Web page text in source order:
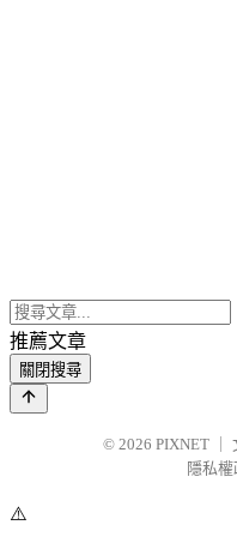
推薦文章
關閉搜尋
© 2026 PIXNET
隱私
⚠️